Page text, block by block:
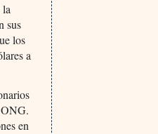
sus
los
a
en